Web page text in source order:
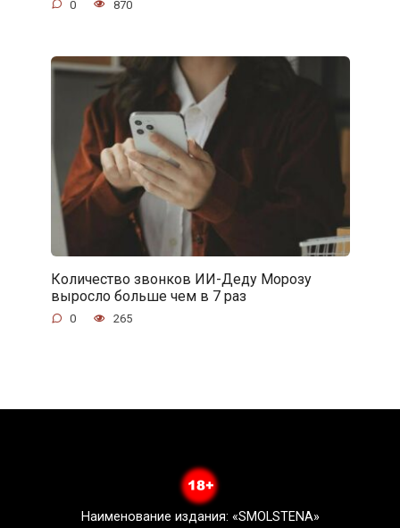
0 870
Количество звонков ИИ-Деду Морозу
выросло больше чем в 7 раз
0 265
Наименование издания: «SMOLSTENA»